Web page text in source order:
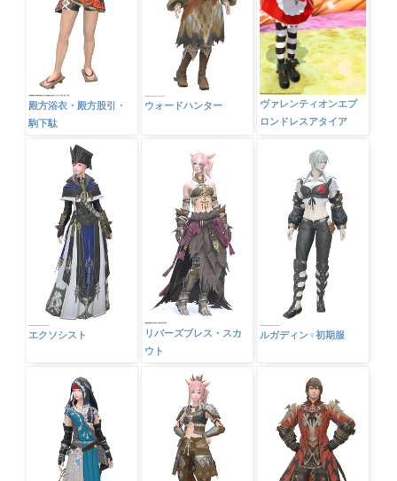
殿方浴衣・殿方股引・
駒下駄
ウォードハンター
ヴァレンティオンエプ
ロンドレスアタイア
エクソシスト
リバーズブレス・スカ
ウト
ルガディン♀初期服